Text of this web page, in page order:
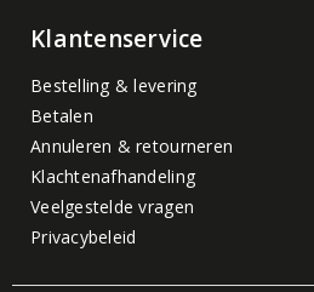
Klantenservice
Bestelling & levering
Betalen
Annuleren & retourneren
Klachtenafhandeling
Veelgestelde vragen
Privacybeleid